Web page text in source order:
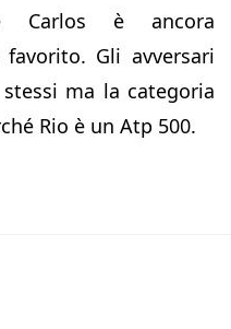
Carlos è ancora
Gli avversari
ma la categoria
Rio è un Atp 500.